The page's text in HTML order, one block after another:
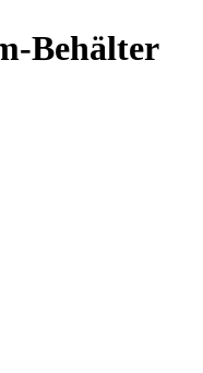
Behälter